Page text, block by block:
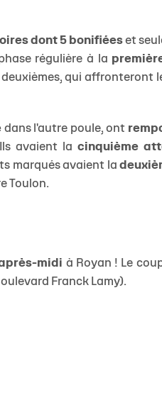
dont 5 bonifiéeset
régulière à la
deuxièmes, qui affronteront
dans l'autre poule, ont
avaient la cinquième
marqués avaient la
Toulon.
midi à Royan ! Le
Franck Lamy).